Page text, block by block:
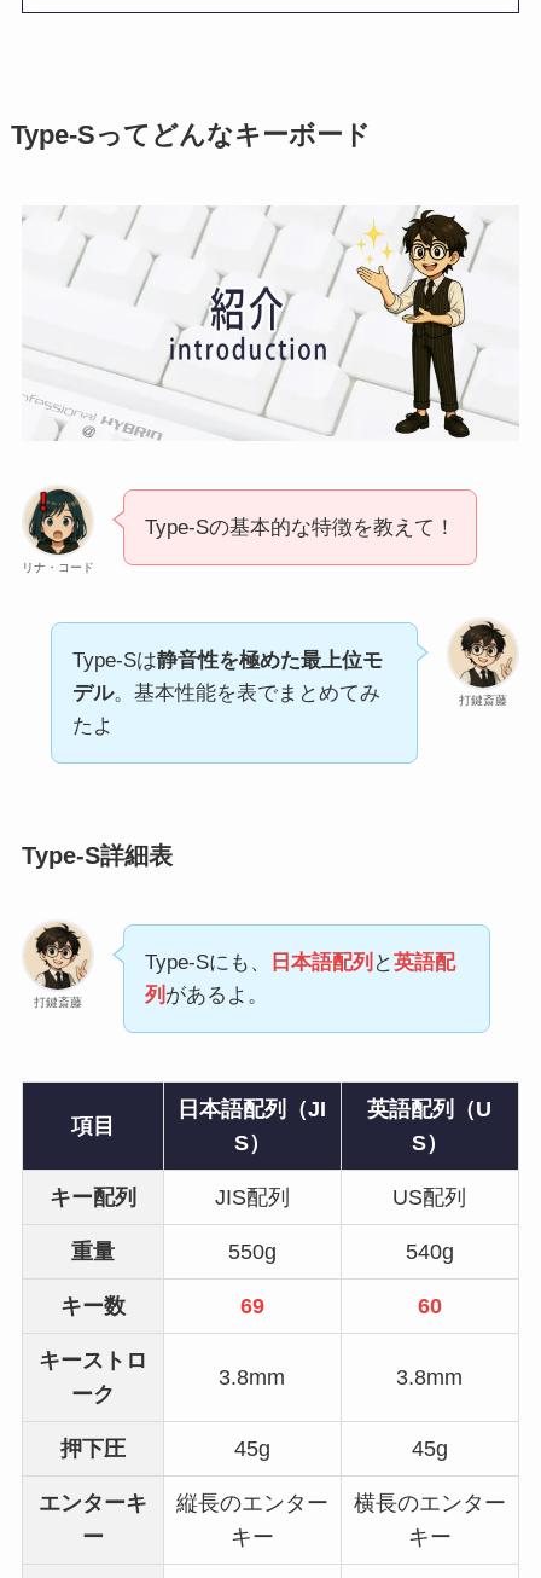
Type-Sってどんなキーボード
リナ・コード
Type-Sの基本的な特徴を教えて！
打鍵斎藤
Type-Sは静音性を極めた最上位モ
デル。基本性能を表でまとめてみ
たよ
Type-S詳細表
打鍵斎藤
Type-Sにも、 日本語配列 と英語配
列 があるよ。
項目
日本語配列（JI
S）
英語配列（U
S）
キー配列 JIS配列 US配列
重量 550g 540g
キー数 69 60
キーストロ
ーク
3.8mm 3.8mm
押下圧 45g 45g
エンターキ
ー
縦長のエンター
キー
横長のエンター
キー